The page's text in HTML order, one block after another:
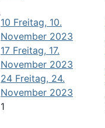
10 Freitag, 10.
November 2023
17 Freitag, 17.
November 2023
24 Freitag, 24.
November 2023
1